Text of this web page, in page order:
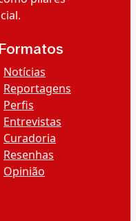
Notícias
Reportagens
Perfis
Entrevistas
Curadoria
Resenhas
Opinião